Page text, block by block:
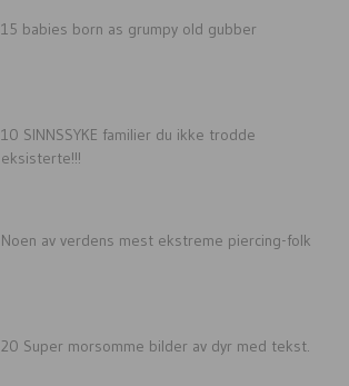
15 babies born as grumpy old gubber
10 SINNSSYKE familier du ikke trodde
eksisterte!!!
Noen av verdens mest ekstreme piercing-folk
20 Super morsomme bilder av dyr med tekst.